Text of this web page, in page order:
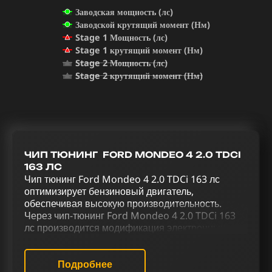
Заводская мощность (лс)
Заводской крутящий момент (Нм)
Stage 1 Мощность (лс)
Stage 1 крутящий момент (Нм)
Stage 2 Мощность (лс)
Stage 2 крутящий момент (Нм)
ЧИП ТЮНИНГ FORD MONDEO 4 2.0 TDCI
163 ЛС
Чип тюнинг Ford Mondeo 4 2.0 TDCi 163 лс
оптимизирует бензиновый двигатель,
обеспечивая высокую производительность.
Через чип-тюнинг Ford Mondeo 4 2.0 TDCi 163
лс производится модификация электронных
программное обеспечение. Через тщательно
подобранный комплекс тюнинговых работ,
Подробнее